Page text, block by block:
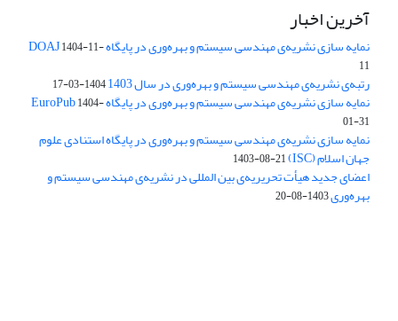
آخرین اخبار
نمایه سازی نشریه‌ی مهندسی سیستم و بهره‌وری در پایگاه DOAJ1404-11-
11
رتبه‌ی نشریه‌ی مهندسی سیستم و بهره‌وری در سال 1403 1404-03-17
نمایه سازی نشریه‌ی مهندسی سیستم و بهره‌وری در پایگاه EuroPub1404-
01-31
نمایه سازی نشریه‌ی مهندسی سیستم و بهره‌وری در پایگاه استنادی علوم
جهان اسلام (ISC) 1403-08-21
اعضای جدید هیأت تحریریه‌ی بین المللی در نشریه‌ی مهندسی سیستم و
بهره‌وری1403-08-20